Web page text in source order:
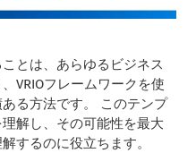
とは、あらゆるビジネス
VRIOフレームワークを使
る方法です。 このテンプ
解し、その可能性を最大
するのに役立ちます。